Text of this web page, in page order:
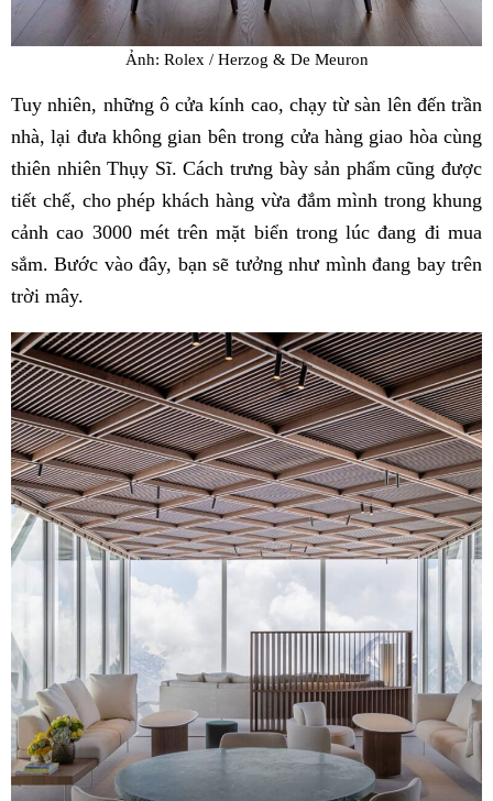
Ảnh: Rolex / Herzog & De Meuron
Tuy nhiên, những ô cửa kính cao, chạy từ sàn lên đến trần
nhà, lại đưa không gian bên trong cửa hàng giao hòa cùng
thiên nhiên Thụy Sĩ. Cách trưng bày sản phẩm cũng được
tiết chế, cho phép khách hàng vừa đắm mình trong khung
cảnh cao 3000 mét trên mặt biển trong lúc đang đi mua
sắm. Bước vào đây, bạn sẽ tưởng như mình đang bay trên
trời mây.